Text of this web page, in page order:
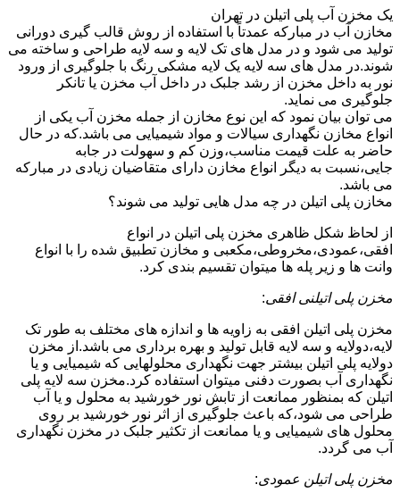
یک مخزن آب پلی اتیلن در تهران
مخازن آب در مبارکه عمدتاً با استفاده از روش قالب گیری دورانی
تولید می شود و در مدل های تک لایه و سه لایه طراحی و ساخته می
شوند.در مدل های سه لایه یک لایه مشکی رنگ با جلوگیری از ورود
نور به داخل مخزن از رشد جلبک در داخل آب مخزن یا تانکر
جلوگیری می نماید.
می توان بیان نمود که این نوع مخازن از جمله مخزن آب یکی از
انواع مخازن نگهداری سیالات و مواد شیمیایی می باشد.که در حال
حاضر به علت قیمت مناسب،وزن کم و سهولت در جابه
جایی،نسبت به دیگر انواع مخازن دارای متقاضیان زیادی در مبارکه
می باشد.
مخازن پلی اتیلن در چه مدل هایی تولید می شوند؟
از لحاظ شکل ظاهری مخزن پلی اتیلن در انواع
افقی،عمودی،مخروطی،مکعبی و مخازن تطبیق شده را با انواع
وانت ها و زیر پله ها میتوان تقسیم بندی کرد.
مخزن پلی اتیلنی افقی:
مخزن پلی اتیلن افقی به زاویه ها و اندازه های مختلف به طور تک
لایه،دولایه و سه لایه قابل تولید و بهره برداری می باشد.از مخزن
دولایه پلی اتیلن بیشتر جهت نگهداری محلولهایی که شیمیایی و یا
نگهداری آب بصورت دفنی میتوان استفاده کرد.مخزن سه لایه پلی
اتیلن که بمنظور ممانعت از تابش نور خورشید به محلول و یا آب
طراحی می شود،که باعث جلوگیری از اثر نور خورشید بر روی
محلول های شیمیایی و یا ممانعت از تکثیر جلبک در مخزن نگهداری
آب می گردد.
مخزن پلی اتیلن عمودی: